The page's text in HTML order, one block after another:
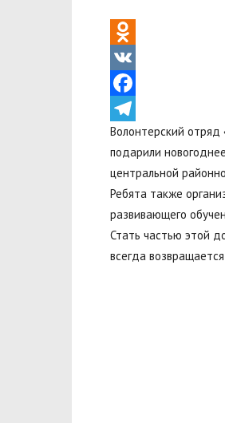
Odnoklassniki
VK
Facebook
Telegram
Волонтерский
подарили
центральной
Ребята также
развивающего
Стать частью этой
всегда